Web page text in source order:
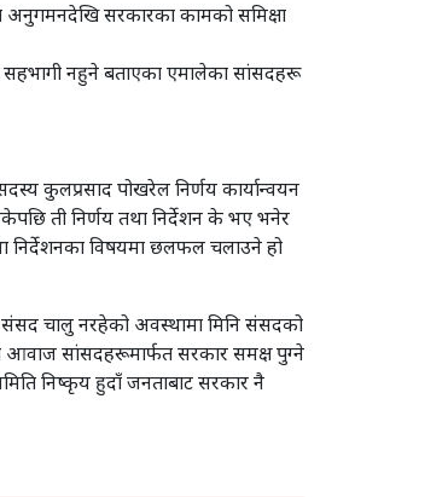
अनुगमनदेखि सरकारका कामको समिक्षा
सहभागी नहुने बताएका एमालेका सांसदहरू
कुलप्रसाद पोखरेल निर्णय कार्यान्वयन
ती निर्णय तथा निर्देशन के भए भनेर
निर्देशनका विषयमा छलफल चलाउने हो
चालु नरहेको अवस्थामा मिनि संसदको
आवाज सांसदहरूमार्फत सरकार समक्ष पुग्ने
निष्कृय हुदाँ जनताबाट सरकार नै